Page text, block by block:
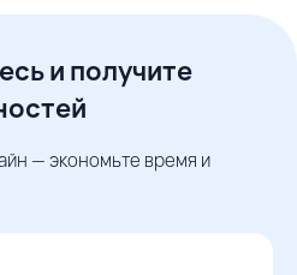
и получите
— экономьте время и